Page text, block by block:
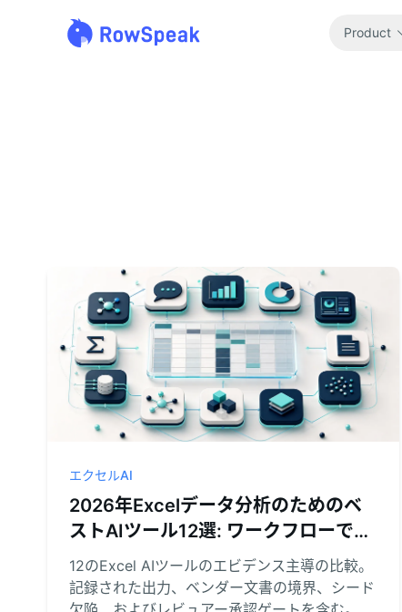
Product
エクセルAI
2026年Excelデータ分析のためのベ
ストAIツール12選: ワークフローで選
ぶ
12のExcel AIツールのエビデンス主導の比較。
記録された出力、ベンダー文書の境界、シード